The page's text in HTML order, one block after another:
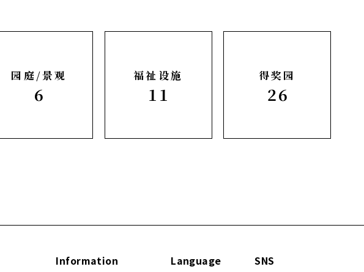
园庭/景观
6
福祉设施
11
得奖园
26
Information Language SNS